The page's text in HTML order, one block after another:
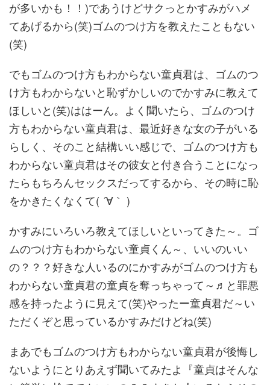
が多いかも！！)であうけどサクっとかすみがハメ
てあげるから(笑)ゴムのつけ方を教えたこともない
(笑)
でもゴムのつけ方もわからない童貞君は、ゴムのつ
け方もわからないと恥ずかしいのでかすみに教えて
ほしいと(笑)ははーん。よく聞いたら、ゴムのつけ
方もわからない童貞君は、最近好きな女の子がいる
らしく、そのこと結構いい感じで、ゴムのつけ方も
わからない童貞君はその彼女と付き合うことになっ
たらもちろんセックスだってするから、その時に恥
をかきたくなくて( ´∀｀ )
かすみにいろいろ教えてほしいといってきた～。ゴ
ムのつけ方もわからない童貞くん～、いいのいい
の？？？好きな人いるのにかすみがゴムのつけ方も
わからない童貞君の童貞を奪っちゃって～♬と罪悪
感を持ったように見えて(笑)やったー童貞君だ～い
ただくぞと思っているかすみだけどね(笑)
まあでもゴムのつけ方もわからない童貞君が後悔し
ないようにとりあえず聞いてみたよ『童貞はそんな